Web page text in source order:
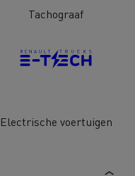
Tachograaf
Electrische voertuigen